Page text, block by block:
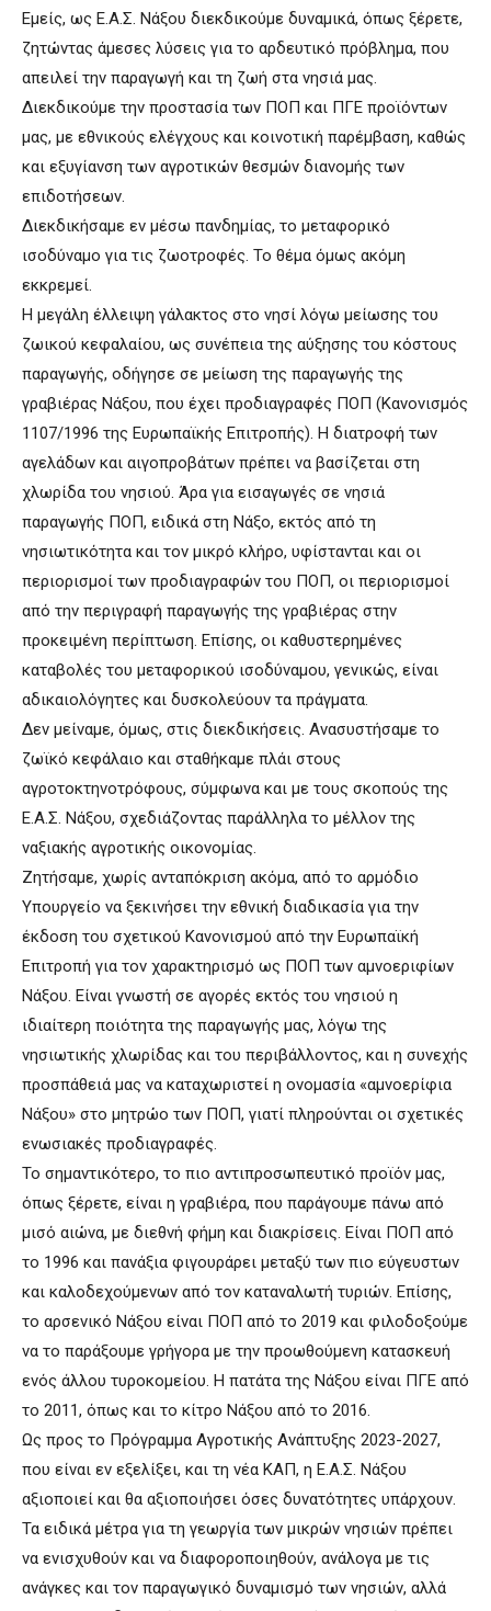
Εμείς, ως Ε.Α.Σ. Νάξου διεκδικούμε δυναμικά, όπως ξέρετε,
ζητώντας άμεσες λύσεις για το αρδευτικό πρόβλημα, που
απειλεί την παραγωγή και τη ζωή στα νησιά μας.
Διεκδικούμε την προστασία των ΠΟΠ και ΠΓΕ προϊόντων
μας, με εθνικούς ελέγχους και κοινοτική παρέμβαση, καθώς
και εξυγίανση των αγροτικών θεσμών διανομής των
επιδοτήσεων.
Διεκδικήσαμε εν μέσω πανδημίας, το μεταφορικό
ισοδύναμο για τις ζωοτροφές. Το θέμα όμως ακόμη
εκκρεμεί.
Η μεγάλη έλλειψη γάλακτος στο νησί λόγω μείωσης του
ζωικού κεφαλαίου, ως συνέπεια της αύξησης του κόστους
παραγωγής, οδήγησε σε μείωση της παραγωγής της
γραβιέρας Νάξου, που έχει προδιαγραφές ΠΟΠ (Κανονισμός
1107/1996 της Ευρωπαϊκής Επιτροπής). Η διατροφή των
αγελάδων και αιγοπροβάτων πρέπει να βασίζεται στη
χλωρίδα του νησιού. Άρα για εισαγωγές σε νησιά
παραγωγής ΠΟΠ, ειδικά στη Νάξο, εκτός από τη
νησιωτικότητα και τον μικρό κλήρο, υφίστανται και οι
περιορισμοί των προδιαγραφών του ΠΟΠ, οι περιορισμοί
από την περιγραφή παραγωγής της γραβιέρας στην
προκειμένη περίπτωση. Επίσης, οι καθυστερημένες
καταβολές του μεταφορικού ισοδύναμου, γενικώς, είναι
αδικαιολόγητες και δυσκολεύουν τα πράγματα.
Δεν μείναμε, όμως, στις διεκδικήσεις. Ανασυστήσαμε το
ζωϊκό κεφάλαιο και σταθήκαμε πλάι στους
αγροτοκτηνοτρόφους, σύμφωνα και με τους σκοπούς της
Ε.Α.Σ. Νάξου, σχεδιάζοντας παράλληλα το μέλλον της
ναξιακής αγροτικής οικονομίας.
Ζητήσαμε, χωρίς ανταπόκριση ακόμα, από το αρμόδιο
Υπουργείο να ξεκινήσει την εθνική διαδικασία για την
έκδοση του σχετικού Κανονισμού από την Ευρωπαϊκή
Επιτροπή για τον χαρακτηρισμό ως ΠΟΠ των αμνοεριφίων
Νάξου. Είναι γνωστή σε αγορές εκτός του νησιού η
ιδιαίτερη ποιότητα της παραγωγής μας, λόγω της
νησιωτικής χλωρίδας και του περιβάλλοντος, και η συνεχής
προσπάθειά μας να καταχωριστεί η ονομασία «αμνοερίφια
Νάξου» στο μητρώο των ΠΟΠ, γιατί πληρούνται οι σχετικές
ενωσιακές προδιαγραφές.
Το σημαντικότερο, το πιο αντιπροσωπευτικό προϊόν μας,
όπως ξέρετε, είναι η γραβιέρα, που παράγουμε πάνω από
μισό αιώνα, με διεθνή φήμη και διακρίσεις. Είναι ΠΟΠ από
το 1996 και πανάξια φιγουράρει μεταξύ των πιο εύγευστων
και καλοδεχούμενων από τον καταναλωτή τυριών. Επίσης,
το αρσενικό Νάξου είναι ΠΟΠ από το 2019 και φιλοδοξούμε
να το παράξουμε γρήγορα με την προωθούμενη κατασκευή
ενός άλλου τυροκομείου. Η πατάτα της Νάξου είναι ΠΓΕ από
το 2011, όπως και το κίτρο Νάξου από το 2016.
Ως προς το Πρόγραμμα Αγροτικής Ανάπτυξης 2023-2027,
που είναι εν εξελίξει, και τη νέα ΚΑΠ, η Ε.Α.Σ. Νάξου
αξιοποιεί και θα αξιοποιήσει όσες δυνατότητες υπάρχουν.
Τα ειδικά μέτρα για τη γεωργία των μικρών νησιών πρέπει
να ενισχυθούν και να διαφοροποιηθούν, ανάλογα με τις
ανάγκες και τον παραγωγικό δυναμισμό των νησιών, αλλά